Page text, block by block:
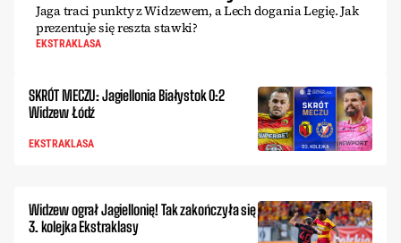
Jaga traci punkty z Widzewem, a Lech dogania Legię. Jak
prezentuje się reszta stawki?
EKSTRAKLASA
SKRÓT MECZU: Jagiellonia Białystok 0:2
Widzew Łódź
EKSTRAKLASA
Widzew ograł Jagiellonię! Tak zakończyła się
3. kolejka Ekstraklasy